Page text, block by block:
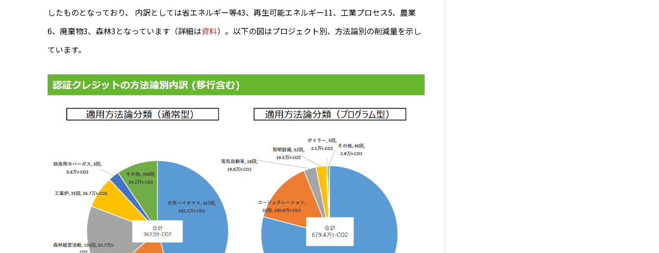
したものとなっており、 内訳としては省エネルギー等43、再生可能エネルギー11、工業プロセス5、農業
6、廃棄物3、森林3となっています（詳細は資料）。以下の図はプロジェクト別、方法論別の削減量を示し
ています。